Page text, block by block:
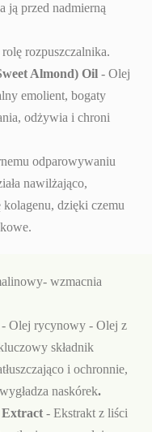
ją przed nadmierną
rolę rozpuszczalnika.
Almond) Oil - Olej
emolient, bogaty
odżywia i chroni
odparowywaniu
nawilżająco,
kolagenu, dzięki czemu
wzmacnia
- Olej rycynowy - Olej z
składnik
i ochronnie,
naskórek.
Extract - Ekstrakt z liści